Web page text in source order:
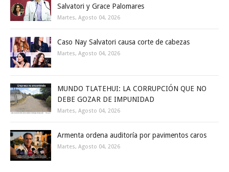
Salvatori y Grace Palomares
Martes, Agosto 04, 2026
Caso Nay Salvatori causa corte de cabezas
Martes, Agosto 04, 2026
MUNDO TLATEHUI: LA CORRUPCIÓN QUE NO
DEBE GOZAR DE IMPUNIDAD
Martes, Agosto 04, 2026
Armenta ordena auditoría por pavimentos caros
Martes, Agosto 04, 2026